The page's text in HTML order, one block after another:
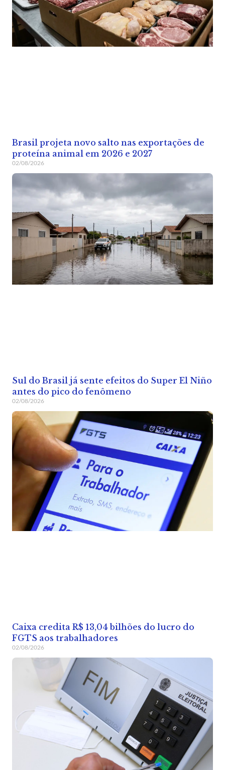
Brasil projeta novo salto nas exportações de
proteína animal em 2026 e 2027
02/08/2026
Sul do Brasil já sente efeitos do Super El Niño
antes do pico do fenômeno
02/08/2026
Caixa credita R$ 13,04 bilhões do lucro do
FGTS aos trabalhadores
02/08/2026